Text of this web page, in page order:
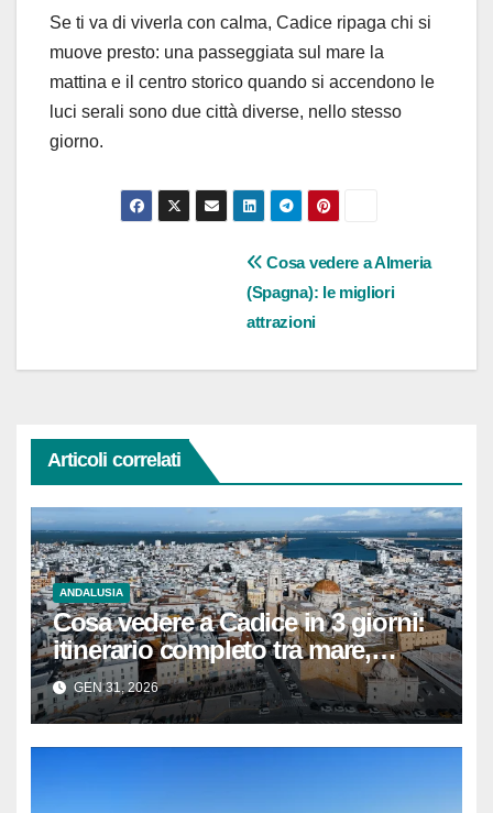
Se ti va di viverla con calma, Cadice ripaga chi si
muove presto: una passeggiata sul mare la
mattina e il centro storico quando si accendono le
luci serali sono due città diverse, nello stesso
giorno.
Cosa vedere a Almeria
(Spagna): le migliori
attrazioni
Articoli correlati
ANDALUSIA
Cosa vedere a Cadice in 3 giorni:
itinerario completo tra mare,
storia e tapas
GEN 31, 2026